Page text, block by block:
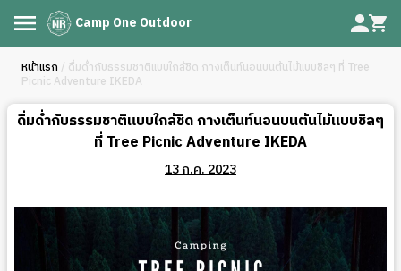
Camp One Outdoor
หน้าแรก / ดื่มด่ำกับธรรมชาติแบบใกล้ชิด กางเต็นท์นอนบนต้นไม้แบบชิลๆ ที่ Tree
Picnic Adventure IKEDA
ดื่มด่ำกับธรรมชาติแบบใกล้ชิด กางเต็นท์นอนบนต้นไม้แบบชิลๆ
ที่ Tree Picnic Adventure IKEDA
13 ก.ค. 2023